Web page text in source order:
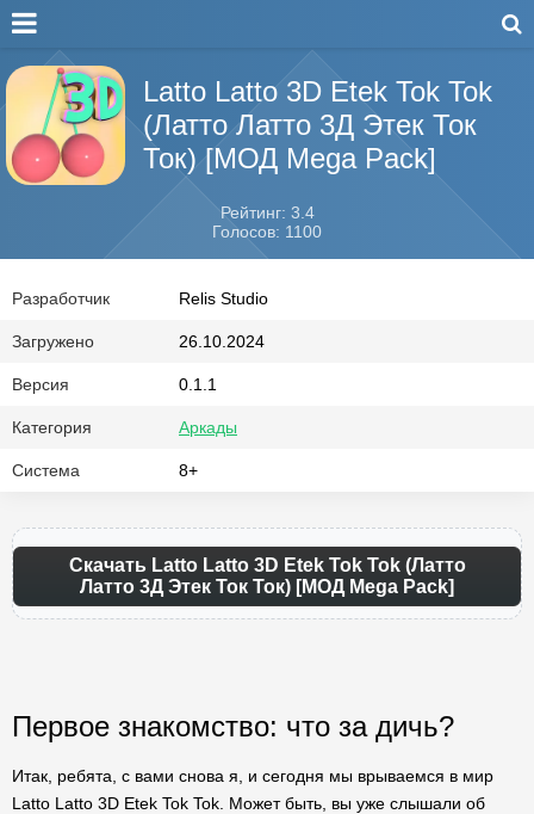
Latto Latto 3D Etek Tok Tok
(Латто Латто 3Д Этек Ток
Ток) [МОД Mega Pack]
Рейтинг: 3.4
Голосов: 1100
Разработчик Relis Studio
Загружено 26.10.2024
Версия 0.1.1
Категория Аркады
Система 8+
Скачать Latto Latto 3D Etek Tok Tok (Латто
Латто 3Д Этек Ток Ток) [МОД Mega Pack]
Первое знакомство: что за дичь?
Итак, ребята, с вами снова я, и сегодня мы врываемся в мир
Latto Latto 3D Etek Tok Tok. Может быть, вы уже слышали об